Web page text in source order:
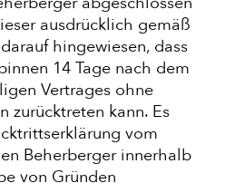
ausdrücklich gemäß
hingewiesen, dass
14 Tage nach dem
Vertrages ohne
zurücktreten kann. Es
vom
Beherberger innerhalb
von Gründen